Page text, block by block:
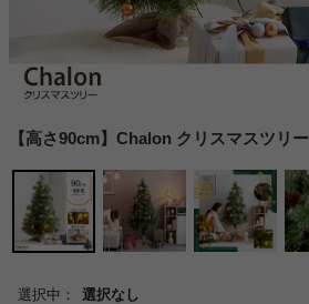
【高さ90cm】Chalon クリスマスツリー
選択中： 選択なし